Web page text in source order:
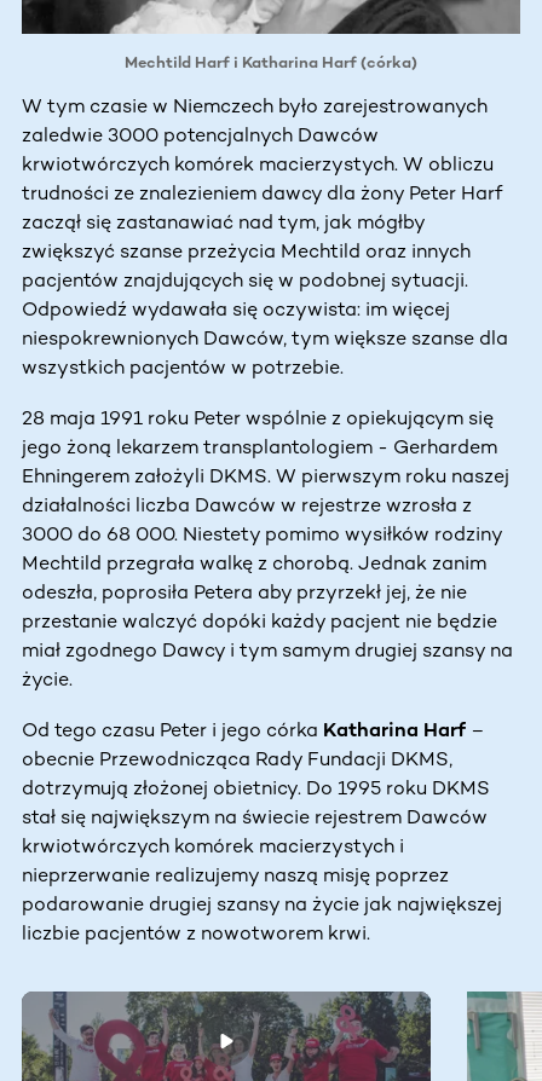
Mechtild Harf i Katharina Harf (córka)
W tym czasie w Niemczech było zarejestrowanych
zaledwie 3000 potencjalnych Dawców
krwiotwórczych komórek macierzystych. W obliczu
trudności ze znalezieniem dawcy dla żony Peter Harf
zaczął się zastanawiać nad tym, jak mógłby
zwiększyć szanse przeżycia Mechtild oraz innych
pacjentów znajdujących się w podobnej sytuacji.
Odpowiedź wydawała się oczywista: im więcej
niespokrewnionych Dawców, tym większe szanse dla
wszystkich pacjentów w potrzebie.
28 maja 1991 roku Peter wspólnie z opiekującym się
jego żoną lekarzem transplantologiem - Gerhardem
Ehningerem założyli DKMS. W pierwszym roku naszej
działalności liczba Dawców w rejestrze wzrosła z
3000 do 68 000. Niestety pomimo wysiłków rodziny
Mechtild przegrała walkę z chorobą. Jednak zanim
odeszła, poprosiła Petera aby przyrzekł jej, że nie
przestanie walczyć dopóki każdy pacjent nie będzie
miał zgodnego Dawcy i tym samym drugiej szansy na
życie.
Od tego czasu Peter i jego córka Katharina Harf –
obecnie Przewodnicząca Rady Fundacji DKMS,
dotrzymują złożonej obietnicy. Do 1995 roku DKMS
stał się największym na świecie rejestrem Dawców
krwiotwórczych komórek macierzystych i
nieprzerwanie realizujemy naszą misję poprzez
podarowanie drugiej szansy na życie jak największej
liczbie pacjentów z nowotworem krwi.
Ta sekcja zawiera treści przewijane w poziomie. Użyj